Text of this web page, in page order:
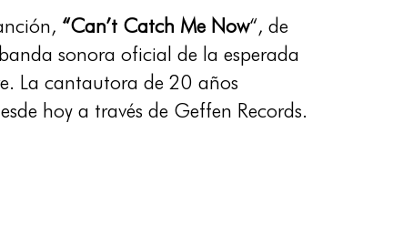
“Can’t Catch Me Now“, de
sonora oficial de la esperada
La cantautora de 20 años
hoy a través de Geffen Records.